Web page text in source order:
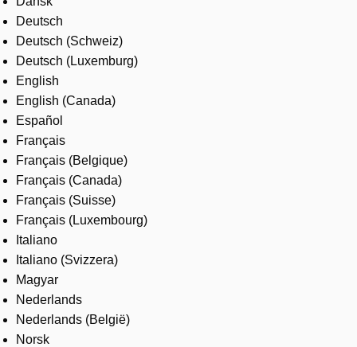
About us
Where to buy
Contact us
Careers
Deutsch
Deutsch (Schweiz)
Deutsch (Luxemburg)
English
English (Canada)
Español
Français
Français (Belgique)
Français (Canada)
Français (Suisse)
Français (Luxembourg)
Italiano
Italiano (Svizzera)
Magyar
Nederlands
Nederlands (België)
Norsk